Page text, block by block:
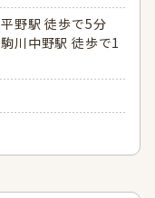
野駅 徒歩で5分
川中野駅 徒歩で1